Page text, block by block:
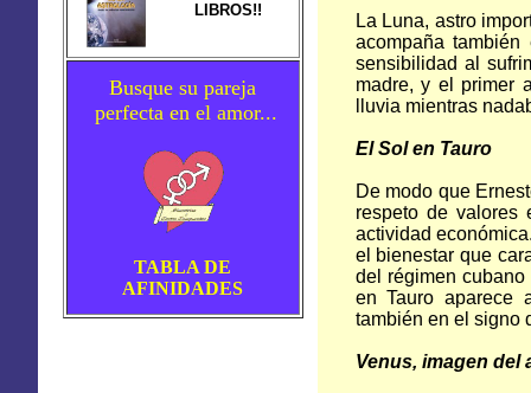
LIBROS!!
Busque su pareja
perfecta en el amor...
TABLA DE
AFINIDADES
La Luna, astro
acompaña
sensibilidad al
madre, y el primer
lluvia mientras
El Sol en Tauro
De modo que
respeto de
actividad
el bienestar que
del régimen
en Tauro aparece
también en el signo
Venus, imagen del